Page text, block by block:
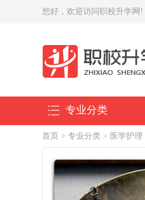
您好，欢迎访问职校升学网!
专业分类
首页 > 专业分类 > 医学护理